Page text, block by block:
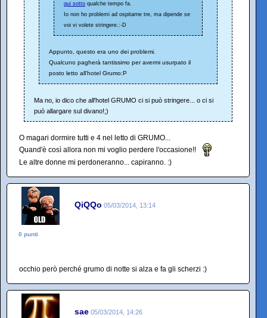
qui sotto qualche tempo fa.
Io non ho problemi ad ospitarne tre, ma dipende se
voi vi volete stringere.:-D
Appunto, questo era uno dei problemi.
Qualcuno pagherà tantissimo per avermi usurpato il
posto letto all'hotel Grumo:P
Ma no, io dico che all'hotel GRUMO ci si può stringere... o ci si
può allargare sul divano!;)
O magari dormire tutti e 4 nel letto di GRUMO...
Quand'è così allora non mi voglio perdere l'occasione!!
Le altre donne mi perdoneranno... capiranno. :)
QiQQo 05/03/2014, 13:14
0 punti
occhio però perché grumo di notte si alza e fa gli scherzi :)
sae 05/03/2014, 14:26